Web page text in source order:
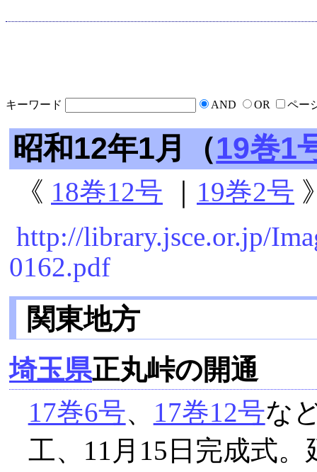
キーワード AND OR ペー
昭和12年1月（19巻1
《 18巻12号 19巻2号
http://library.jsce.or.jp/
0162.pdf
関東地方
埼玉県正丸峠の開通
17巻6号、 17巻12号な
工、11月15日完成式